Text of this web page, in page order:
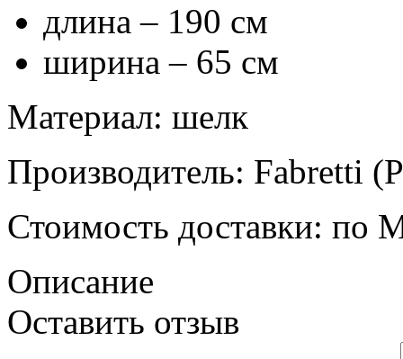
длина – 190 см
ширина – 65 см
Материал: шелк
Производитель: Fabretti
Стоимость доставки: по
Описание
Оставить отзыв